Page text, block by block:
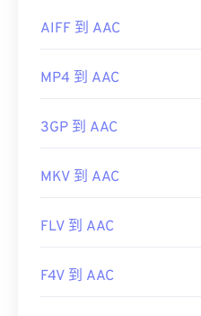
AIFF 到 AAC
MP4 到 AAC
3GP 到 AAC
MKV 到 AAC
FLV 到 AAC
F4V 到 AAC